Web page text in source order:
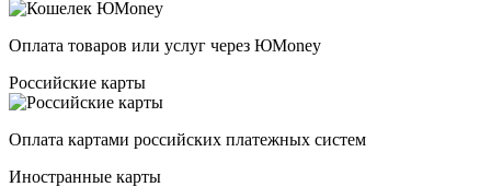
Оплата товаров или услуг через ЮMoney
Российские карты
Оплата картами российских платежных систем
Иностранные карты